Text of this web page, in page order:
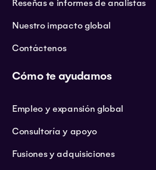
Reseñas e informes de analistas
Nuestro impacto global
Contáctenos
Cómo te ayudamos
Empleo y expansión global
Consultoría y apoyo
Fusiones y adquisiciones